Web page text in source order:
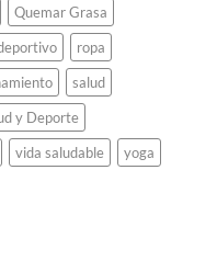
Quemar Grasa
ropa
salud
y Deporte
vida saludable yoga